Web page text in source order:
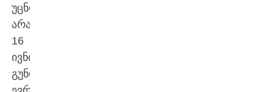
უცნობია.
არადა,
16
ივნისს
გუნდმა